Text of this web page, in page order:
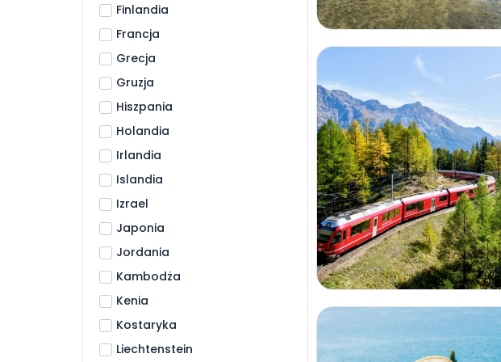
Finlandia
Francja
Grecja
Gruzja
Hiszpania
Holandia
Irlandia
Islandia
Izrael
Japonia
Jordania
Kambodża
Kenia
Kostaryka
Liechtenstein